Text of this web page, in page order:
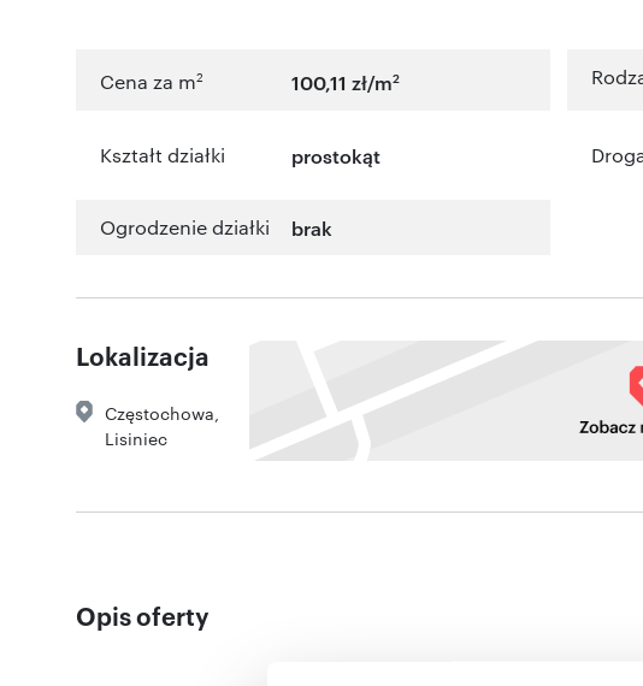
Cena za m2 100,11 zł/m2
Kształt działki prostokąt
Ogrodzenie działki brak
Lokalizacja
Częstochowa
Lisiniec
Opis oferty